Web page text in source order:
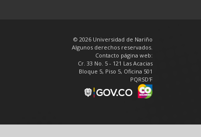
© 2026 Universidad de Nariño
Algunos derechos reservados.
Contacto página web:
Cr. 33 No. 5 - 121 Las Acacias
Bloque 5, Piso 5, Oficina 501
PQRSD'F